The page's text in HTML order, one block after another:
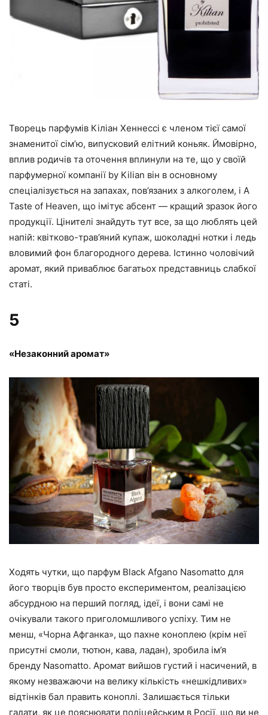
Творець парфумів Кіліан Хеннессі є членом тієї самої
знаменитої сім’ю, випусковий елітний коньяк. Ймовірно,
вплив родичів та оточення вплинули на те, що у своїй
парфумерної компанії by Kilian він в основному
спеціалізується на запахах, пов’язаних з алкоголем, і A
Taste of Heaven, що імітує абсент — кращий зразок його
продукції. Цінителі знайдуть тут все, за що люблять цей
напій: квітково-трав’яний купаж, шоколадні нотки і ледь
вловимий фон благородного дерева. Істинно чоловічий
аромат, який приваблює багатьох представниць слабкої
статі.
5
«Незаконний аромат»
Ходять чутки, що парфум Black Afgano Nasomatto для
його творців був просто експериментом, реалізацією
абсурдною на перший погляд, ідеї, і вони самі не
очікували такого приголомшливого успіху. Тим не
менш, «Чорна Афганка», що пахне коноплею (крім неї
присутні смоли, тютюн, кава, ладан), зробила ім’я
бренду Nasomatto. Аромат вийшов густий і насичений, в
якому незважаючи на велику кількість «нешкідливих»
відтінків бал править коноплі. Залишається тільки
гадати, як це пояснювати поліцейським в Росії, що ви не